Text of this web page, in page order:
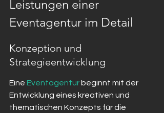
Leistungen einer
Eventagentur im Detail
Konzeption und
Strategieentwicklung
Eine Eventagentur beginnt mit der
Entwicklung eines kreativen und
thematischen Konzepts für die